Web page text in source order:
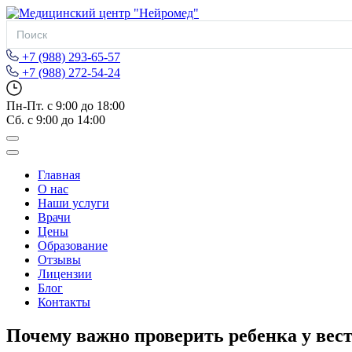
Search
for:
+7 (988) 293-65-57
+7 (988) 272-54-24
Пн-Пт. с 9:00 до 18:00
Сб. с 9:00 до 14:00
Главная
О нас
Наши услуги
Врачи
Цены
Образование
Отзывы
Лицензии
Блог
Контакты
Почему важно проверить ребенка у